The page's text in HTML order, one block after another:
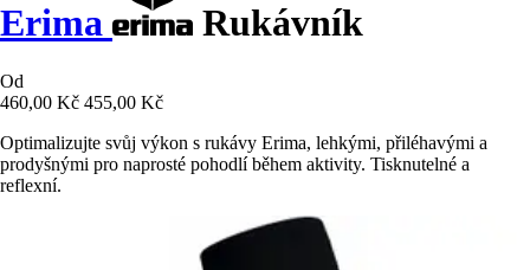
Erima Rukávník
Od
460,00 Kč 455,00 Kč
Optimalizujte svůj výkon s rukávy Erima, lehkými, přiléhavými a
prodyšnými pro naprosté pohodlí během aktivity. Tisknutelné a
reflexní.